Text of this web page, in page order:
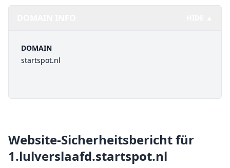
DOMAIN
startspot.nl
Website-Sicherheitsbericht für
1.lulverslaafd.startspot.nl